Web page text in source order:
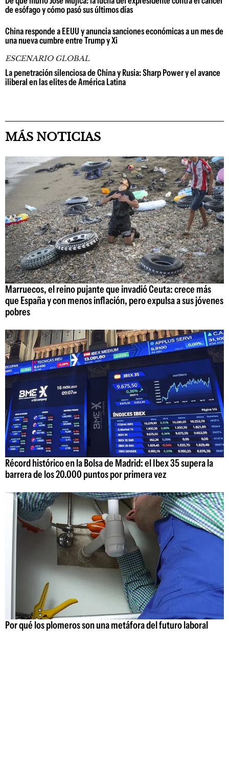
de esófago y cómo pasó sus últimos días
China responde a EEUU y anuncia sanciones económicas a un mes de
una nueva cumbre entre Trump y Xi
ESCENARIO GLOBAL
La penetración silenciosa de China y Rusia: Sharp Power y el avance
iliberal en las elites de América Latina
MÁS NOTICIAS
Marruecos, el reino pujante que invadió Ceuta: crece más
que España y con menos inflación, pero expulsa a sus jóvenes
pobres
Récord histórico en la Bolsa de Madrid: el Ibex 35 supera la
barrera de los 20.000 puntos por primera vez
Por qué los plomeros son una metáfora del futuro laboral